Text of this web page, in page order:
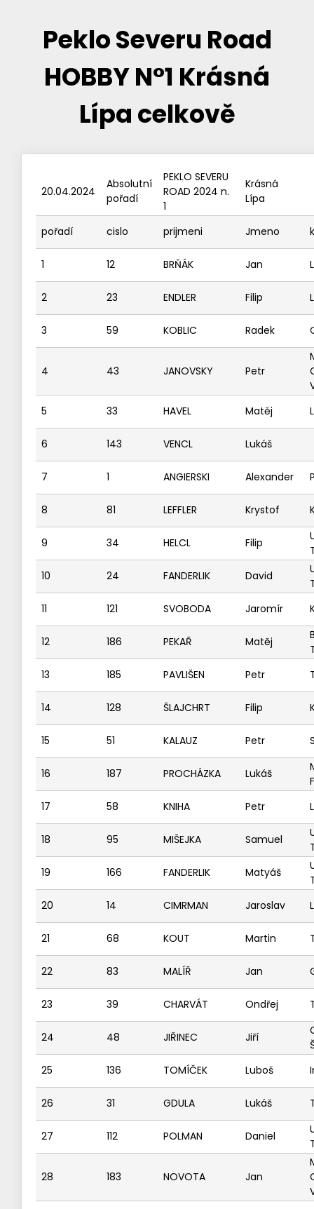
Peklo Severu Road
HOBBY N°1 Krásná
Lípa celkově
20.04.2024
Absolutní
pořadí
PEKLO SEVERU
ROAD 2024 n.
1
Krásná
Lípa
pořadí cislo prijmeni Jmeno
1 12 BRŇÁK Jan
2 23 ENDLER Filip
3 59 KOBLIC Radek
4 43 JANOVSKY Petr
5
33 HAVEL Matěj
6 143 VENCL Lukáš
7 1 ANGIERSKI Alexander
8 81 LEFFLER Krystof
9 34 HELCL Filip
10
24 FANDERLIK David
11
121 SVOBODA Jaromír
12 186 PEKAŘ Matěj
13
185 PAVLIŠEN Petr
14 128 ŠLAJCHRT Filip
15 51 KALAUZ Petr
16 187 PROCHÁZKA Lukáš
17
58 KNIHA Petr
18 95 MIŠEJKA Samuel
19
166 FANDERLIK Matyáš
20
14 CIMRMAN Jaroslav
21 68 KOUT Martin
22 83 MALÍŘ Jan
23 39 CHARVÁT Ondřej
24 48 JIŘINEC Jiří
25
136 TOMÍČEK Luboš
26 31 GDULA Lukáš
27 112 POLMAN Daniel
28 183 NOVOTA Jan